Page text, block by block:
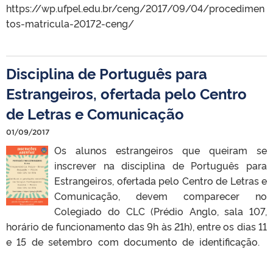
https://wp.ufpel.edu.br/ceng/2017/09/04/procedimen
tos-matricula-20172-ceng/
Disciplina de Português para
Estrangeiros, ofertada pelo Centro
de Letras e Comunicação
01/09/2017
Os alunos estrangeiros que queiram se
inscrever na disciplina de Português para
Estrangeiros, ofertada pelo Centro de Letras e
Comunicação, devem comparecer no
Colegiado do CLC (Prédio Anglo, sala 107,
horário de funcionamento das 9h às 21h), entre os dias 11
e 15 de setembro com documento de identificação.